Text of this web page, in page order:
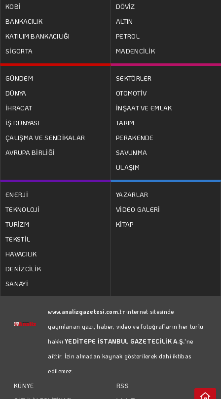
KOBİ
BANKACILIK
KATILIM BANKACILIĞI
SİGORTA
DÖVİZ
ALTIN
PETROL
MADENCİLİK
GÜNDEM
DÜNYA
İHRACAT
İŞ DÜNYASI
ÇALIŞMA VE SENDİKALAR
AVRUPA BİRLİĞİ
SEKTÖRLER
OTOMOTİV
İNŞAAT VE EMLAK
TARIM
PERAKENDE
SAVUNMA
ULAŞIM
ENERJİ
TEKNOLOJİ
TURİZM
TEKSTİL
HAVACILIK
DENİZCİLİK
SANAYİ
YAZARLAR
VİDEO GALERİ
KİTAP
www.analizgazetesi.com.trinternet sitesinde
yayınlanan yazı, haber, video ve fotoğrafların her türlü
hakkıYEDİTEPE İSTANBUL GAZETECİLİK A.Ş.'ne
aittir. İzin almadan kaynak gösterilerek dahi iktibas
edilemez.
KÜNYE
RSS